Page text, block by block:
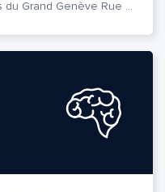
Cité des Métiers du Grand Genève Rue Prévost-Martin 6 1205 Genève